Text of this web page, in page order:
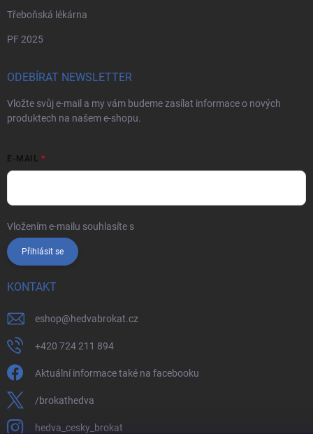
Třeboňská lékárna
PF 2025
ODEBÍRAT NEWSLETTER
Vložte svůj e-mail a my vám budeme zasílat informace o nových
produktech na našem e-shopu.
E-MAIL
Vložením e-mailu souhlasíte s
Přihlásit se
KONTAKT
eshop@hedvabrokat.cz
+420 724 211 894
Aktuální informace také na facebooku
/brokathedva
hedva_cesky_brokat